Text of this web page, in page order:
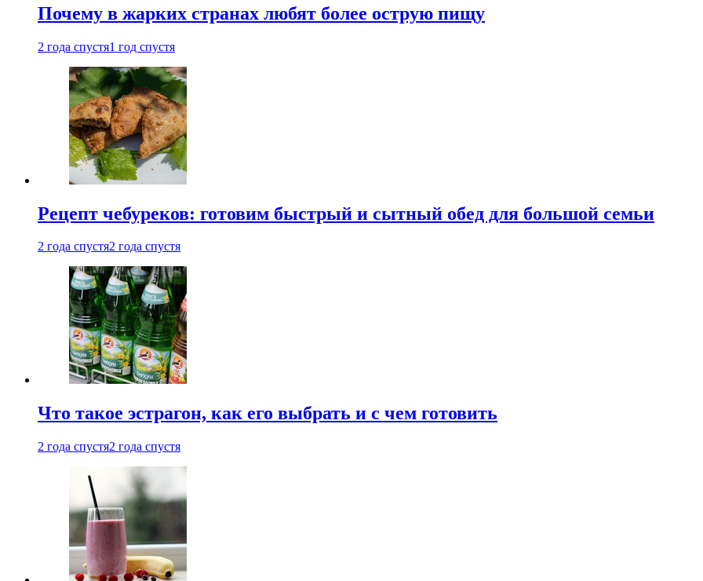
Почему в жарких странах любят более острую пищу
2 года спустя1 год спустя
Рецепт чебуреков: готовим быстрый и сытный обед для большой семьи
2 года спустя2 года спустя
Что такое эстрагон, как его выбрать и с чем готовить
2 года спустя2 года спустя